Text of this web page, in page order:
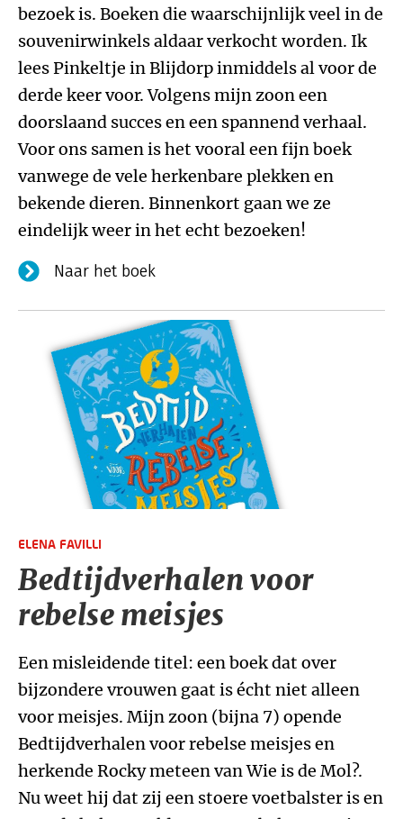
bezoek is. Boeken die waarschijnlijk veel in de
souvenirwinkels aldaar verkocht worden. Ik
lees Pinkeltje in Blijdorp inmiddels al voor de
derde keer voor. Volgens mijn zoon een
doorslaand succes en een spannend verhaal.
Voor ons samen is het vooral een fijn boek
vanwege de vele herkenbare plekken en
bekende dieren. Binnenkort gaan we ze
eindelijk weer in het echt bezoeken!
Naar het boek
ELENA FAVILLI
Bedtijdverhalen voor
rebelse meisjes
Een misleidende titel: een boek dat over
bijzondere vrouwen gaat is écht niet alleen
voor meisjes. Mijn zoon (bijna 7) opende
Bedtijdverhalen voor rebelse meisjes en
herkende Rocky meteen van Wie is de Mol?.
Nu weet hij dat zij een stoere voetbalster is en